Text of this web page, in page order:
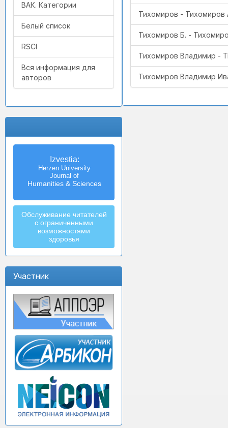
ВАК. Категории
Белый список
RSCI
Вся информация для
авторов
Izvestia:
Herzen University
Journal of
Humanities & Sciences
Обслуживание читателей
с ограниченными
возможностями
здоровья
Участник
Тихомиров - Тихомиров
Тихомиров Б. -
Тихомиров Владимир -
Тихомиров Владимир